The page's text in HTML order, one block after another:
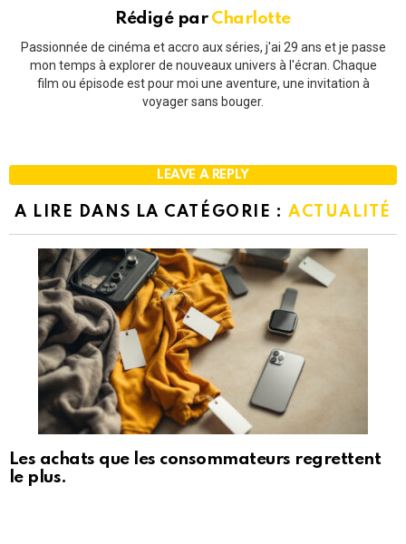
Rédigé par Charlotte
Passionnée de cinéma et accro aux séries, j'ai 29 ans et je passe
mon temps à explorer de nouveaux univers à l'écran. Chaque
film ou épisode est pour moi une aventure, une invitation à
voyager sans bouger.
LEAVE A REPLY
A LIRE DANS LA CATÉGORIE : ACTUALITÉ
Les achats que les consommateurs regrettent
le plus.